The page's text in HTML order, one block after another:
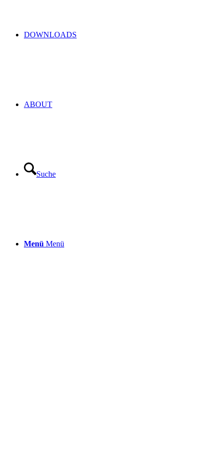
DOWNLOADS
ABOUT
Suche
Menü Menü